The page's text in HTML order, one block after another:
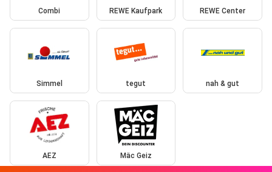
Combi REWE Kaufpark REWE Center
Simmel tegut nah & gut
AEZ Mäc Geiz